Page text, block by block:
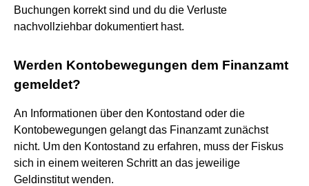
Buchungen korrekt sind und du die Verluste
nachvollziehbar dokumentiert hast.
Werden Kontobewegungen dem Finanzamt
gemeldet?
An Informationen über den Kontostand oder die
Kontobewegungen gelangt das Finanzamt zunächst
nicht. Um den Kontostand zu erfahren, muss der Fiskus
sich in einem weiteren Schritt an das jeweilige
Geldinstitut wenden.